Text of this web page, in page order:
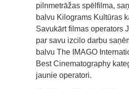
pilnmetrāžas spēlfilma,
balvu Kilograms Kultūras
Savukārt filmas operators
par savu izcilo darbu
balvu The IMAGO
Best Cinematography
jaunie operatori.